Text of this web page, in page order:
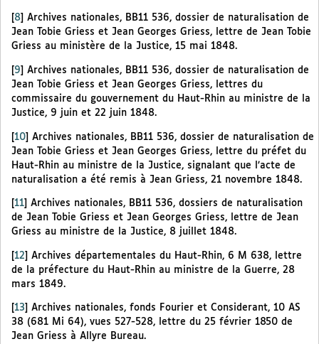
8
Archives nationales, BB11 536, dossier de naturalisation de
Jean Tobie Griess et Jean Georges Griess, lettre de Jean Tobie
Griess au ministère de la Justice, 15 mai 1848.
9
Archives nationales, BB11 536, dossier de naturalisation de
Jean Tobie Griess et Jean Georges Griess, lettres du
commissaire du gouvernement du Haut-Rhin au ministre de la
Justice, 9 juin et 22 juin 1848.
[10] Archives nationales, BB11 536, dossier de naturalisation de
Jean Tobie Griess et Jean Georges Griess, lettre du préfet du
Haut-Rhin au ministre de la Justice, signalant que l’acte de
naturalisation a été remis à Jean Griess, 21 novembre 1848.
11
Archives nationales, BB11 536, dossiers de naturalisation
de Jean Tobie Griess et Jean Georges Griess, lettre de Jean
Griess au ministre de la Justice, 8 juillet 1848.
[12] Archives départementales du Haut-Rhin, 6 M 638, lettre
de la préfecture du Haut-Rhin au ministre de la Guerre, 28
mars 1849.
13
Archives nationales, fonds Fourier et Considerant, 10 AS
38 (681 Mi 64), vues 527-528, lettre du 25 février 1850 de
Jean Griess à Allyre Bureau.